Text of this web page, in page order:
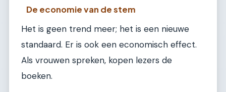
De economie van de stem
Het is geen trend meer; het is een nieuwe
standaard. Er is ook een economisch effect.
Als vrouwen spreken, kopen lezers de
boeken.